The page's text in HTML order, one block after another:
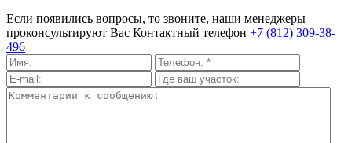
Если появились вопросы, то звоните, наши менеджеры
проконсультируют Вас Контактный телефон +7 (812) 309-38-
496